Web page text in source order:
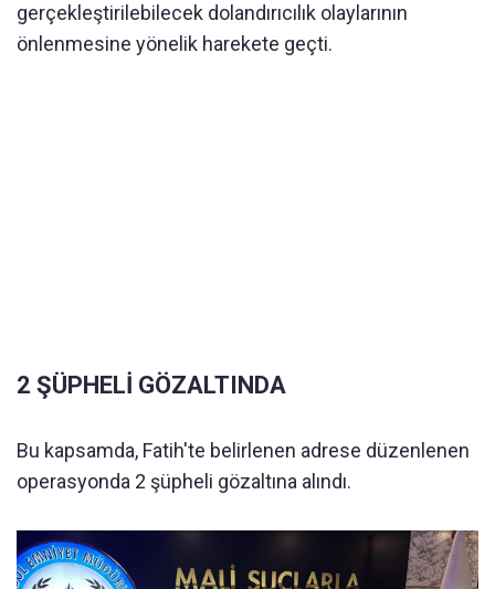
gerçekleştirilebilecek dolandırıcılık olaylarının
önlenmesine yönelik harekete geçti.
2 ŞÜPHELİ GÖZALTINDA
Bu kapsamda, Fatih'te belirlenen adrese düzenlenen
operasyonda 2 şüpheli gözaltına alındı.